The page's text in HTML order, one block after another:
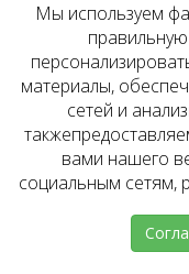
СКЛАДЫ
с арендным
с
на этапе
КОНТАКТЫ
+7 495 637 80
г. Москва,ул.
Мы используем
материалы,
сетей и
вами нашего
социальным сетям,